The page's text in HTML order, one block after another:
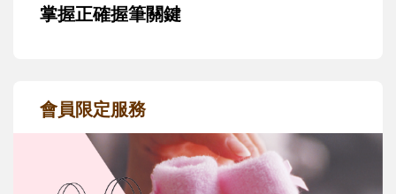
掌握正確握筆關鍵
會員限定服務